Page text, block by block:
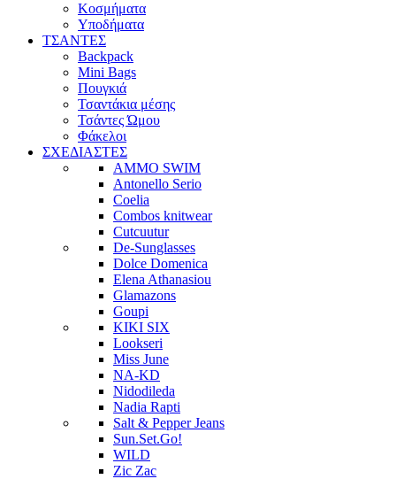
Κοσμήματα
Υποδήματα
ΤΣΑΝΤΕΣ
Backpack
Mini Bags
Πουγκιά
Τσαντάκια μέσης
Τσάντες Ώμου
Φάκελοι
ΣΧΕΔΙΑΣΤΕΣ
AMMO SWIM
Antonello Serio
Coelia
Combos knitwear
Cutcuutur
De-Sunglasses
Dolce Domenica
Elena Athanasiou
Glamazons
Goupi
KIKI SIX
Lookseri
Miss June
NA-KD
Nidodileda
Nadia Rapti
Salt & Pepper Jeans
Sun.Set.Go!
WILD
Zic Zac